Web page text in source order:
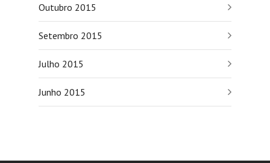
Outubro 2015
Setembro 2015
Julho 2015
Junho 2015